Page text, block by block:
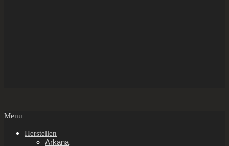
Secondary
Menu
Menu
Herstellen
Arkana